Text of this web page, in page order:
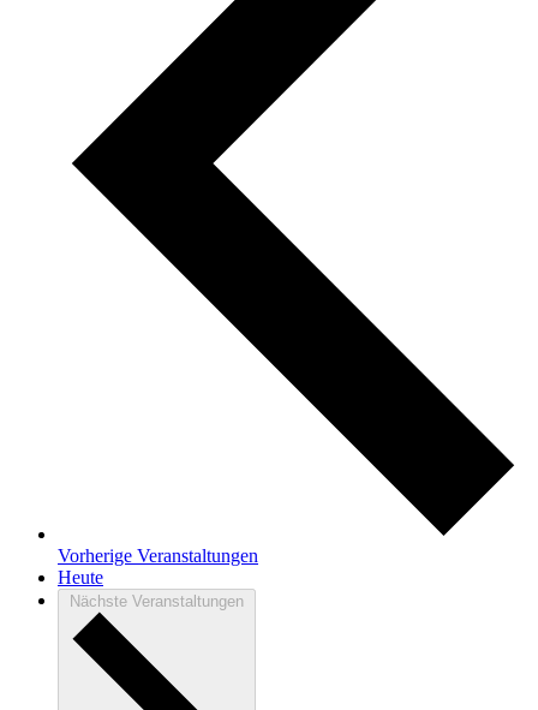
Vorherige Veranstaltungen
Heute
Nächste Veranstaltungen